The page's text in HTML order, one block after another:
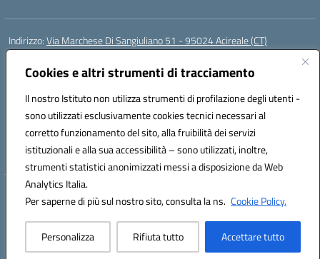
Cookies e altri strumenti di tracciamento
Il nostro Istituto non utilizza strumenti di profilazione degli utenti -
sono utilizzati esclusivamente cookies tecnici necessari al
corretto funzionamento del sito, alla fruibilità dei servizi
istituzionali e alla sua accessibilità – sono utilizzati, inoltre,
strumenti statistici anonimizzati messi a disposizione da Web
Analytics Italia.
Per saperne di più sul nostro sito, consulta la ns. Cookie Policy.
Personalizza Rifiuta tutto Accettare tutto
Indirizzo:Via Marchese Di Sangiuliano 51 - 95024 Acireale (CT)
Centralino:
Posta elettronica certificata (PEC):ctic8at00b@pec.istruzione.it
Codice fiscale: 81001970870
Codice meccanografico:CTIC8AT00B
Codice Indice delle Pubbliche Amministrazioni (IPA): istsc_ctic8at00b
Codice unico di fatturazione (CUF): UFM1P6
Hosting & Powered by 3D Solution S.r.l.
Concept & Design by Designers Italia